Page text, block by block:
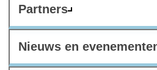
Partners
Nieuws en